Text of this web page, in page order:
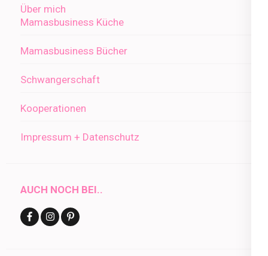
Über mich
Mamasbusiness Küche
Mamasbusiness Bücher
Schwangerschaft
Kooperationen
Impressum + Datenschutz
AUCH NOCH BEI..